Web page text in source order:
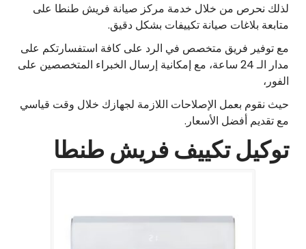
لذلك نحرص من خلال خدمة مركز صيانة فريش طنطا على
متابعة بلاغات صيانة تكييفات بشكل دقيق.
مع توفير فريق متخصص في الرد على كافة استفسارتكم على
مدار الـ 24 ساعة، مع إمكانية إرسال الخبراء المتخصصين على
الفور،
حيث نقوم بعمل الإصلاحات اللازمة لجهازك خلال وقت قياسي
مع تقديم أفضل الأسعار.
توكيل تكييف فريش طنطا